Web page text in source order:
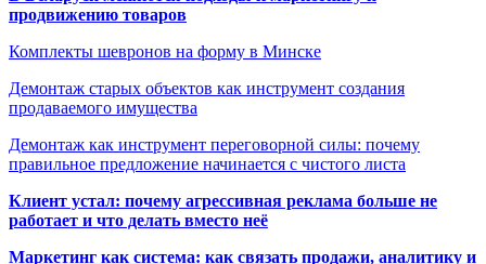
продвижению товаров
Комплекты шевронов на форму в Минске
Демонтаж старых объектов как инструмент создания
продаваемого имущества
Демонтаж как инструмент переговорной силы: почему
правильное предложение начинается с чистого листа
Клиент устал: почему агрессивная реклама больше не
работает и что делать вместо неё
Маркетинг как система: как связать продажи, аналитику и